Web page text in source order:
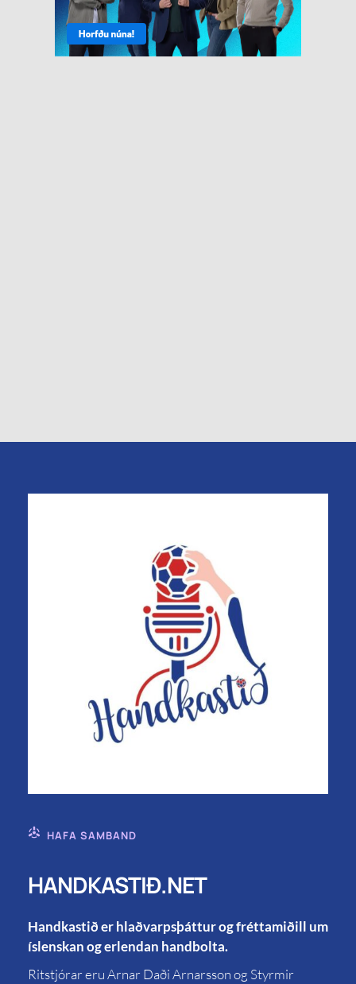
HAFA SAMBAND
HANDKASTIÐ.NET
Handkastið er hlaðvarpsþáttur og fréttamiðill um
íslenskan og erlendan handbolta.
Ritstjórar eru Arnar Daði Arnarsson og Styrmir